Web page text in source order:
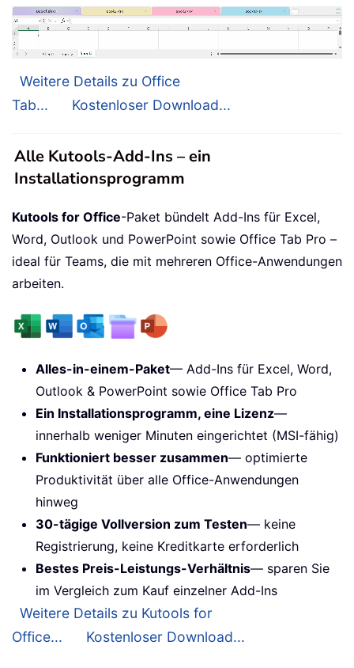
Weitere Details zu Office
Tab...
Kostenloser Download...
Alle Kutools-Add-Ins – ein
Installationsprogramm
Kutools for Office-Paket bündelt Add-Ins für Excel,
Word, Outlook und PowerPoint sowie Office Tab Pro –
ideal für Teams, die mit mehreren Office-Anwendungen
arbeiten.
Alles-in-einem-Paket— Add-Ins für Excel, Word,
Outlook & PowerPoint sowie Office Tab Pro
Ein Installationsprogramm, eine Lizenz—
innerhalb weniger Minuten eingerichtet (MSI-fähig)
Funktioniert besser zusammen— optimierte
Produktivität über alle Office-Anwendungen
hinweg
30-tägige Vollversion zum Testen— keine
Registrierung, keine Kreditkarte erforderlich
Bestes Preis-Leistungs-Verhältnis— sparen Sie
im Vergleich zum Kauf einzelner Add-Ins
Weitere Details zu Kutools for
Office...
Kostenloser Download...